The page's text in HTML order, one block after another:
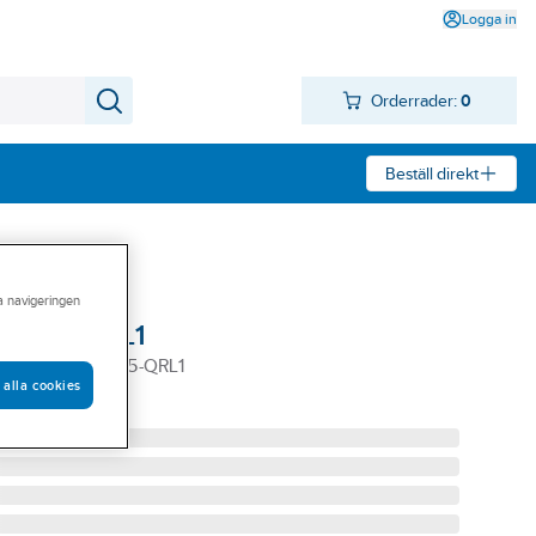
Logga in
Orderrader: 0
Beställ direkt
QRL1
3875-QRL1
navigeringen
alla cookies